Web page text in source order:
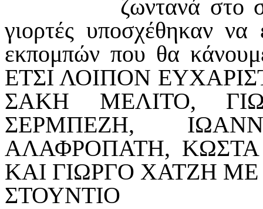
ζωντανά στο
γιορτές υποσχέθηκαν
εκπομπών που θα
ΕΤΣΙ ΛΟΙΠΟΝ
ΣΑΚΗ ΜΕΛΙΤΟ,
ΣΕΡΜΠΕΖΗ,
ΑΛΑΦΡΟΠΑΤΗ, ΚΩΣΤΑ
ΚΑΙ ΓΙΩΡΓΟ ΧΑΤΖΗ
ΣΤΟΥΝΤΙΟ